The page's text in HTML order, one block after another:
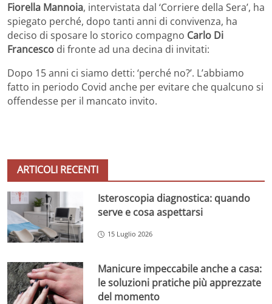
Fiorella Mannoia, intervistata dal ‘Corriere della Sera’, ha
spiegato perché, dopo tanti anni di convivenza, ha
deciso di sposare lo storico compagno Carlo Di
Francesco di fronte ad una decina di invitati:
Dopo 15 anni ci siamo detti: ‘perché no?’. L’abbiamo
fatto in periodo Covid anche per evitare che qualcuno si
offendesse per il mancato invito.
ARTICOLI RECENTI
Isteroscopia diagnostica: quando
serve e cosa aspettarsi
15 Luglio 2026
Manicure impeccabile anche a casa:
le soluzioni pratiche più apprezzate
del momento